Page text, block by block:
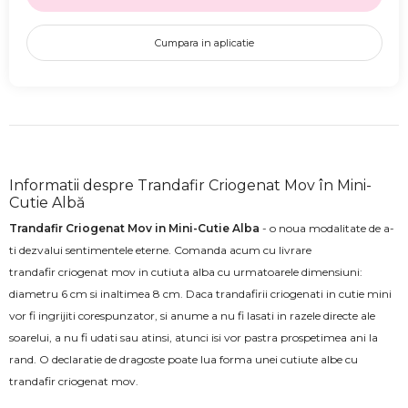
Cumpara in aplicatie
Informatii despre Trandafir Criogenat Mov în Mini-
Cutie Albă
Trandafir Criogenat Mov in Mini-Cutie Alba - o noua modalitate de a-
ti dezvalui sentimentele eterne. Comanda acum cu livrare
trandafir criogenat mov in cutiuta alba cu urmatoarele dimensiuni:
diametru 6 cm si inaltimea 8 cm. Daca trandafirii criogenati in cutie mini
vor fi ingrijiti corespunzator, si anume a nu fi lasati in razele directe ale
soarelui, a nu fi udati sau atinsi, atunci isi vor pastra prospetimea ani la
rand. O declaratie de dragoste poate lua forma unei cutiute albe cu
trandafir criogenat mov.